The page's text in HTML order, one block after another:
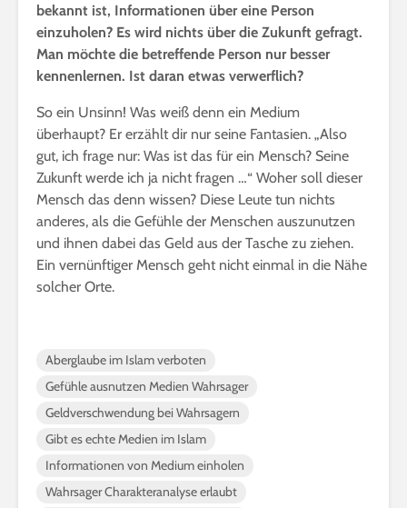
bekannt ist, Informationen über eine Person
einzuholen? Es wird nichts über die Zukunft gefragt.
Man möchte die betreffende Person nur besser
kennenlernen. Ist daran etwas verwerflich?
So ein Unsinn! Was weiß denn ein Medium
überhaupt? Er erzählt dir nur seine Fantasien. „Also
gut, ich frage nur: Was ist das für ein Mensch? Seine
Zukunft werde ich ja nicht fragen …“ Woher soll dieser
Mensch das denn wissen? Diese Leute tun nichts
anderes, als die Gefühle der Menschen auszunutzen
und ihnen dabei das Geld aus der Tasche zu ziehen.
Ein vernünftiger Mensch geht nicht einmal in die Nähe
solcher Orte.
Aberglaube im Islam verboten
Gefühle ausnutzen Medien Wahrsager
Geldverschwendung bei Wahrsagern
Gibt es echte Medien im Islam
Informationen von Medium einholen
Wahrsager Charakteranalyse erlaubt